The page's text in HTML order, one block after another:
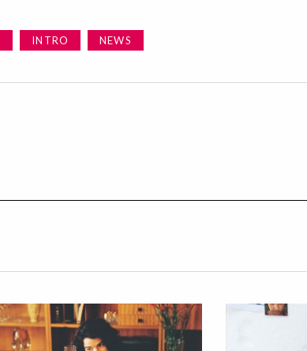
INTRO NEWS